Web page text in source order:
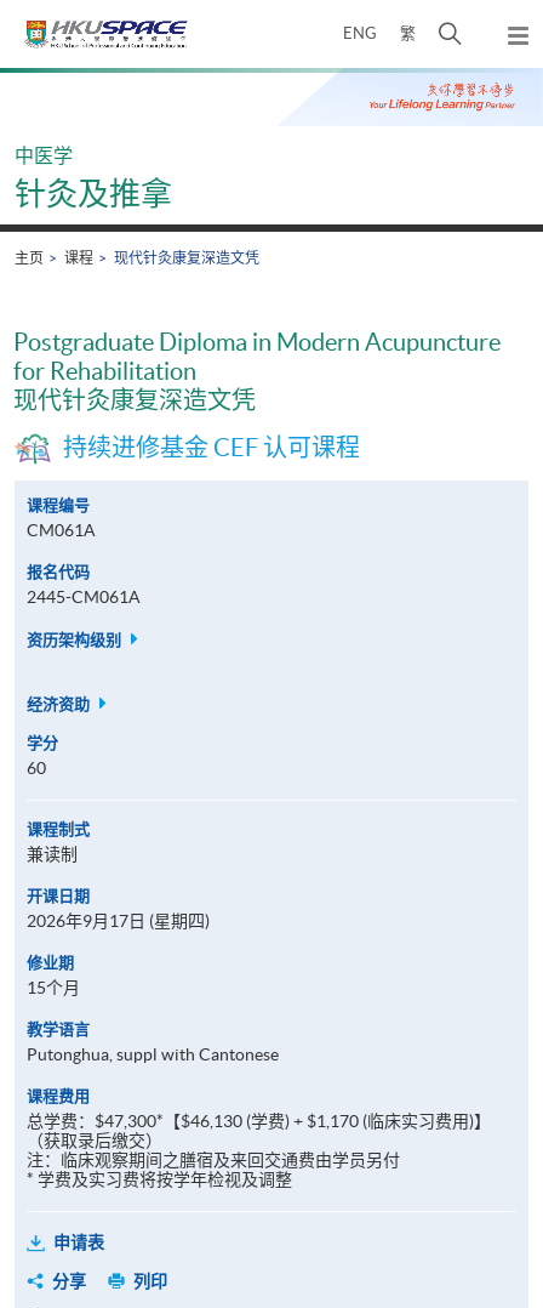
ENG 繁
开
搜
寻
弹
出
主
Main
中医学
针灸及推拿
主页 课程 现代针灸康复深造文凭
Postgraduate Diploma in Modern Acupuncture
for Rehabilitation
现代针灸康复深造文凭
持续进修基金 CEF 认可课程
课程编号
CM061A
报名代码
2445-CM061A
资历架构级别
经济资助
学分
60
课程制式
兼读制
开课日期
2026年9月17日 (星期四)
修业期
15个月
教学语言
Putonghua, suppl with Cantonese
课程费用
总学费：$47,300*【$46,130 (学费) + $1,170 (临床实习费用)】
（获取录后缴交）
注：临床观察期间之膳宿及来回交通费由学员另付
* 学费及实习费将按学年检视及调整
申请表
分享
列印